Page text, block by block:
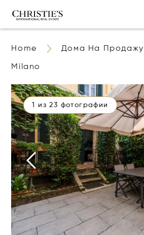
Home Дома На Продажу
Milano
1 из 23 фотографии